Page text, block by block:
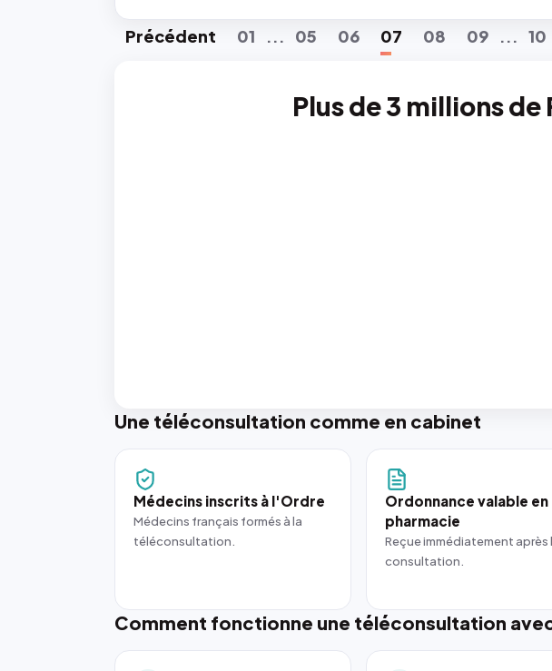
Précédent 01 ... 05 06 07 08 09 ... 10
Plus de 3 millions
Une téléconsultation comme en cabinet
Médecins inscrits à l'Ordre
Médecins français formés à la
téléconsultation.
Ordonnance valable en
pharmacie
Reçue immédiatement après
consultation.
Comment fonctionne une téléconsultation